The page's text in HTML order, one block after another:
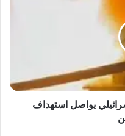
يواصل استهداف